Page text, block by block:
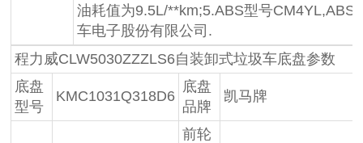
油耗值为9.5L/**km;5.ABS型号CM4YL,ABS
车电子股份有限公司.
程力威CLW5030ZZZLS6自装卸式垃圾车底盘参数
底盘
型号
KMC1031Q318D6
底盘
品牌
凯马牌
前轮